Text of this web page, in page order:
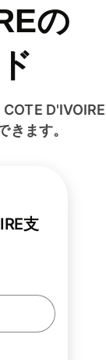
の
D'IVOIRE
ます。
支